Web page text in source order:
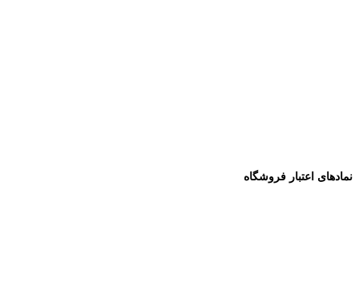
نمادهای اعتبار فروشگاه